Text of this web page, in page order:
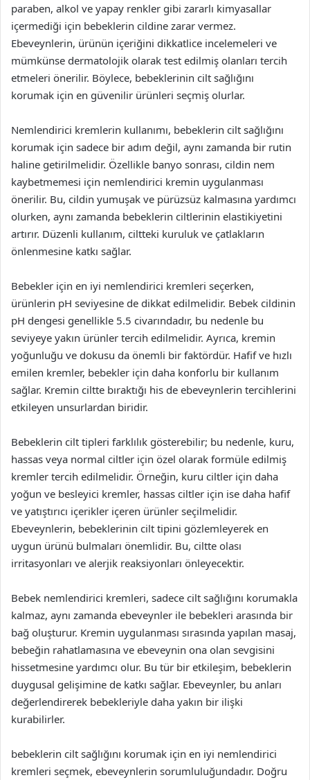
paraben, alkol ve yapay renkler gibi zararlı kimyasallar
içermediği için bebeklerin cildine zarar vermez.
Ebeveynlerin, ürünün içeriğini dikkatlice incelemeleri ve
mümkünse dermatolojik olarak test edilmiş olanları tercih
etmeleri önerilir. Böylece, bebeklerinin cilt sağlığını
korumak için en güvenilir ürünleri seçmiş olurlar.
Nemlendirici kremlerin kullanımı, bebeklerin cilt sağlığını
korumak için sadece bir adım değil, aynı zamanda bir rutin
haline getirilmelidir. Özellikle banyo sonrası, cildin nem
kaybetmemesi için nemlendirici kremin uygulanması
önerilir. Bu, cildin yumuşak ve pürüzsüz kalmasına yardımcı
olurken, aynı zamanda bebeklerin ciltlerinin elastikiyetini
artırır. Düzenli kullanım, ciltteki kuruluk ve çatlakların
önlenmesine katkı sağlar.
Bebekler için en iyi nemlendirici kremleri seçerken,
ürünlerin pH seviyesine de dikkat edilmelidir. Bebek cildinin
pH dengesi genellikle 5.5 civarındadır, bu nedenle bu
seviyeye yakın ürünler tercih edilmelidir. Ayrıca, kremin
yoğunluğu ve dokusu da önemli bir faktördür. Hafif ve hızlı
emilen kremler, bebekler için daha konforlu bir kullanım
sağlar. Kremin ciltte bıraktığı his de ebeveynlerin tercihlerini
etkileyen unsurlardan biridir.
Bebeklerin cilt tipleri farklılık gösterebilir; bu nedenle, kuru,
hassas veya normal ciltler için özel olarak formüle edilmiş
kremler tercih edilmelidir. Örneğin, kuru ciltler için daha
yoğun ve besleyici kremler, hassas ciltler için ise daha hafif
ve yatıştırıcı içerikler içeren ürünler seçilmelidir.
Ebeveynlerin, bebeklerinin cilt tipini gözlemleyerek en
uygun ürünü bulmaları önemlidir. Bu, ciltte olası
irritasyonları ve alerjik reaksiyonları önleyecektir.
Bebek nemlendirici kremleri, sadece cilt sağlığını korumakla
kalmaz, aynı zamanda ebeveynler ile bebekleri arasında bir
bağ oluşturur. Kremin uygulanması sırasında yapılan masaj,
bebeğin rahatlamasına ve ebeveynin ona olan sevgisini
hissetmesine yardımcı olur. Bu tür bir etkileşim, bebeklerin
duygusal gelişimine de katkı sağlar. Ebeveynler, bu anları
değerlendirerek bebekleriyle daha yakın bir ilişki
kurabilirler.
bebeklerin cilt sağlığını korumak için en iyi nemlendirici
kremleri seçmek, ebeveynlerin sorumluluğundadır. Doğru